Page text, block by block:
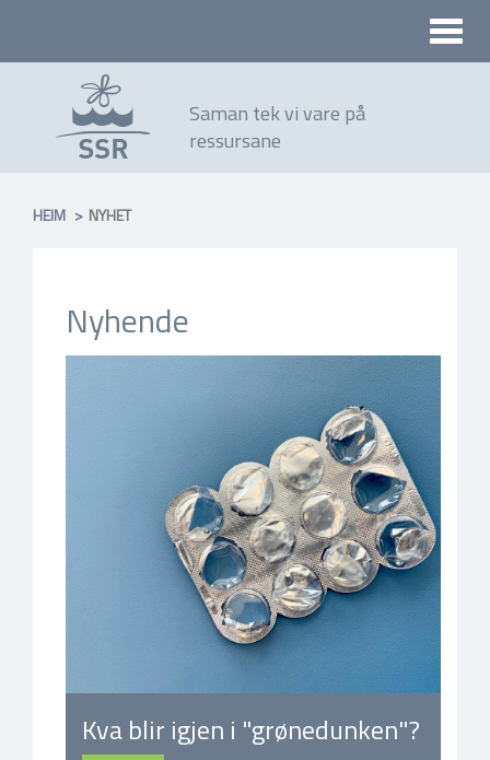
Saman tek vi vare på
ressursane
Toggle
HEIM NYHET
Nyhende
Kva blir igjen i "grønedunken"?